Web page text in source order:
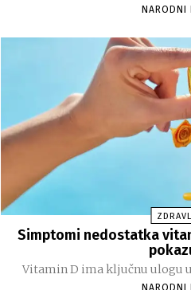
NARODNI
Simptomi nedostatka
Vitamin D ima ključnu ulogu
NARODNI